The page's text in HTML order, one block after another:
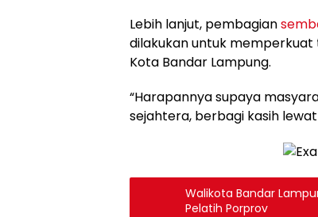
Lebih lanjut, pembagian
dilakukan untuk
Kota Bandar Lampung.
“Harapannya supaya
sejahtera, berbagi kasih
Walikota Bandar
Pelatih Porprov